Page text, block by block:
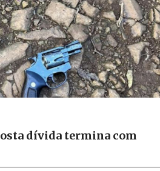
dívida termina com